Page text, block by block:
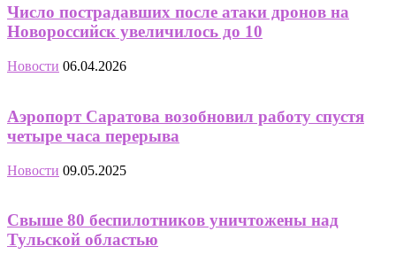
Число пострадавших после атаки дронов на
Новороссийск увеличилось до 10
Новости 06.04.2026
Аэропорт Саратова возобновил работу спустя
четыре часа перерыва
Новости 09.05.2025
Свыше 80 беспилотников уничтожены над
Тульской областью